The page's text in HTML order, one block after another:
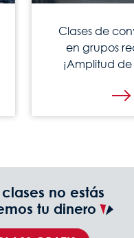
Clases de
en grupos
¡Amplitud
no estás
tu dinero